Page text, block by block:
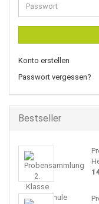
Passwort
Konto erstellen
Passwort vergessen?
Bestseller